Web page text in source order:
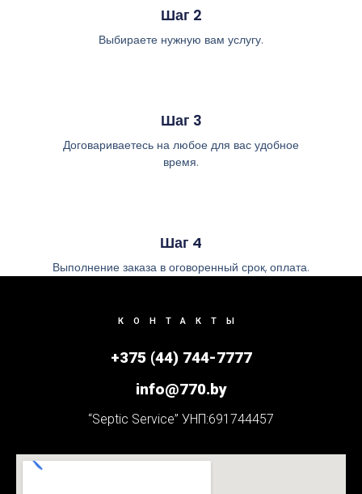
Шаг 2
Выбираете нужную вам услугу.
Шаг 3
Договариваетесь на любое для вас удобное
время.
Шаг 4
Выполнение заказа в оговоренный срок, оплата.
КОНТАКТЫ
+375 (44) 744-7777
info@770.by
“Septic Service” УНП:691744457